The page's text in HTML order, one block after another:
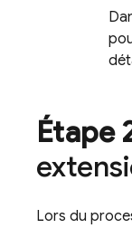
Étape
Lors du